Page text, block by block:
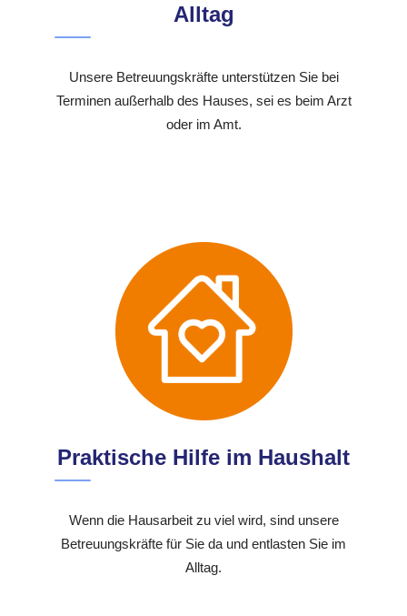
Alltag
Unsere Betreuungskräfte unterstützen Sie bei
Terminen außerhalb des Hauses, sei es beim Arzt
oder im Amt.
Praktische Hilfe im Haushalt
Wenn die Hausarbeit zu viel wird, sind unsere
Betreuungskräfte für Sie da und entlasten Sie im
Alltag.